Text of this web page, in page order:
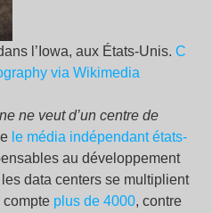
l’Iowa, aux États-Unis. C
via Wikimedia
ne veut d’un centre de
le média indépendant états-
au développement
data centers se multiplient
compte plus de 4000, contre